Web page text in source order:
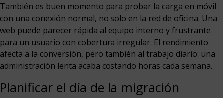
También es buen momento para probar la carga en móvil
con una conexión normal, no solo en la red de oficina. Una
web puede parecer rápida al equipo interno y frustrante
para un usuario con cobertura irregular. El rendimiento
afecta a la conversión, pero también al trabajo diario: una
administración lenta acaba costando horas cada semana.
Planificar el día de la migración